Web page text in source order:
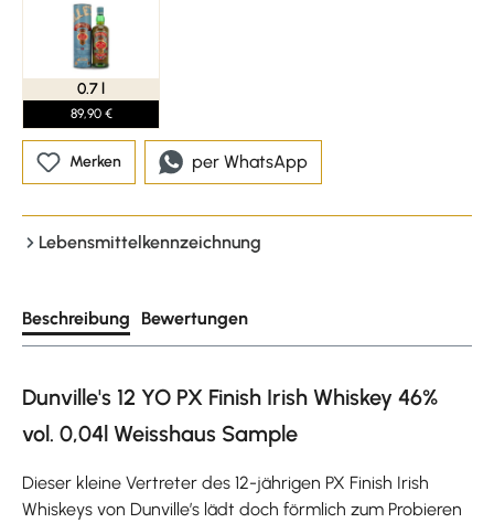
0.7 l
89,90 €
Merken per WhatsApp
Lebensmittelkennzeichnung
Beschreibung Bewertungen
Dunville's 12 YO PX Finish Irish Whiskey 46%
vol. 0,04l Weisshaus Sample
Dieser kleine Vertreter des 12-jährigen PX Finish Irish
Whiskeys von Dunville’s lädt doch förmlich zum Probieren